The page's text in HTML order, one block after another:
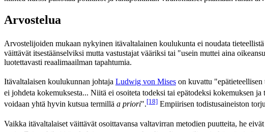
Arvostelua
Arvostelijoiden mukaan nykyinen itävaltalainen koulukunta ei noudata tieteellistä
väittävät itsestäänselviksi mutta vastustajat vääriksi tai "usein muttei aina
luotettavasti reaalimaailman tapahtumia.
Itävaltalaisen koulukunnan johtaja Ludwig von Mises on kuvattu
ei johdeta kokemuksesta... Niitä ei osoiteta todeksi tai epätodeksi kokemuksen ja
voidaan yhtä hyvin kutsua termillä a priori".[18] Empiirisen todistusaineiston
Vaikka itävaltalaiset väittävät osoittavansa valtavirran metodien puutteita, he